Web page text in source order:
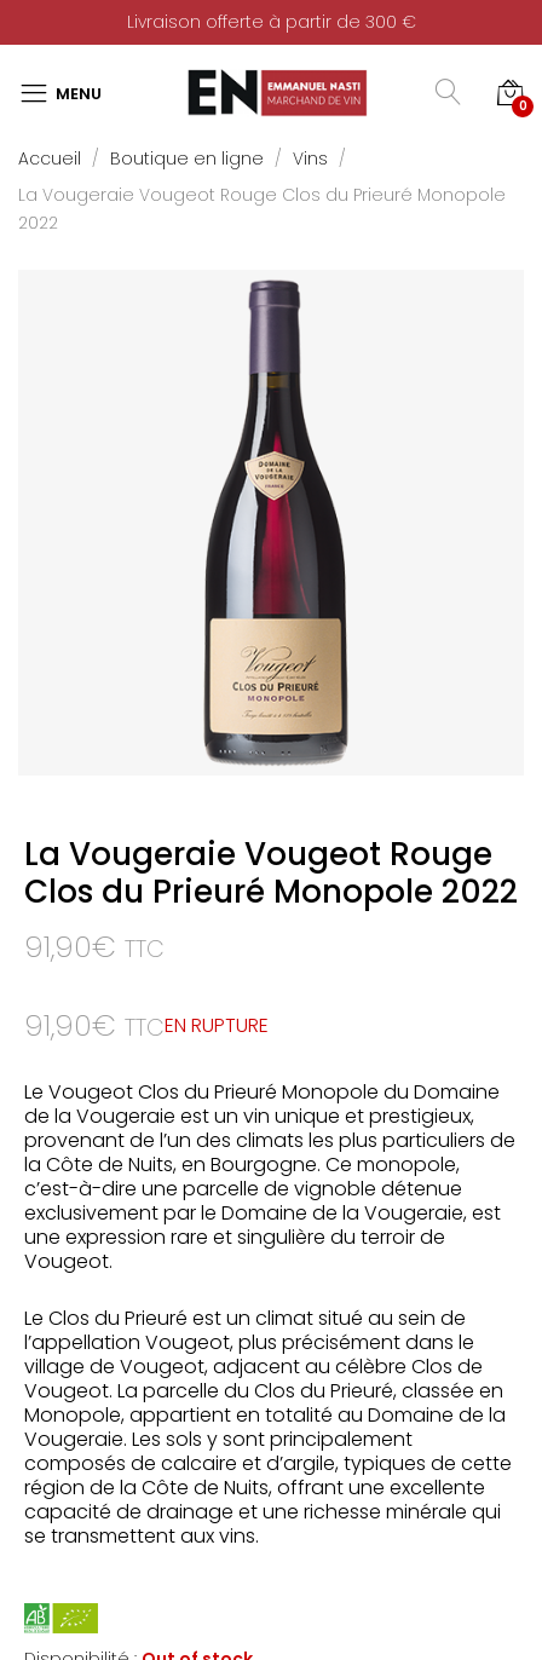
Livraison offerte à partir de 300 €
0
Accueil Boutique en ligne
Vins
La Vougeraie Vougeot Rouge Clos du Prieuré Monopole
2022
La Vougeraie Vougeot Rouge
Clos du Prieuré Monopole 2022
91,90€ TTC
91,90€ TTCEN RUPTURE
Le Vougeot Clos du Prieuré Monopole du Domaine
de la Vougeraie est un vin unique et prestigieux,
provenant de l’un des climats les plus particuliers de
la Côte de Nuits, en Bourgogne. Ce monopole,
c’est-à-dire une parcelle de vignoble détenue
exclusivement par le Domaine de la Vougeraie, est
une expression rare et singulière du terroir de
Vougeot.
Le Clos du Prieuré est un climat situé au sein de
l’appellation Vougeot, plus précisément dans le
village de Vougeot, adjacent au célèbre Clos de
Vougeot. La parcelle du Clos du Prieuré, classée en
Monopole, appartient en totalité au Domaine de la
Vougeraie. Les sols y sont principalement
composés de calcaire et d’argile, typiques de cette
région de la Côte de Nuits, offrant une excellente
capacité de drainage et une richesse minérale qui
se transmettent aux vins.